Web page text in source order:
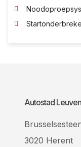
Autostad Leuven
3020 Herent